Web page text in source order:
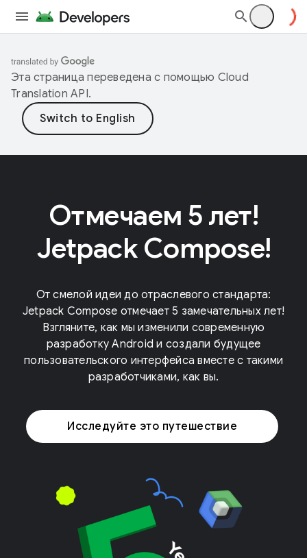
Эта страница переведена с помощью Cloud
Translation API.
Отмечаем 5 лет!
Jetpack Compose!
От смелой идеи до отраслевого стандарта:
Jetpack Compose отмечает 5 замечательных лет!
Взгляните, как мы изменили современную
разработку Android и создали будущее
пользовательского интерфейса вместе с такими
разработчиками, как вы.
Исследуйте это путешествие